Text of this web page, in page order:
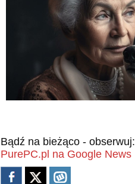
Bądź na bieżąco - obserwuj:
PurePC.pl na Google News